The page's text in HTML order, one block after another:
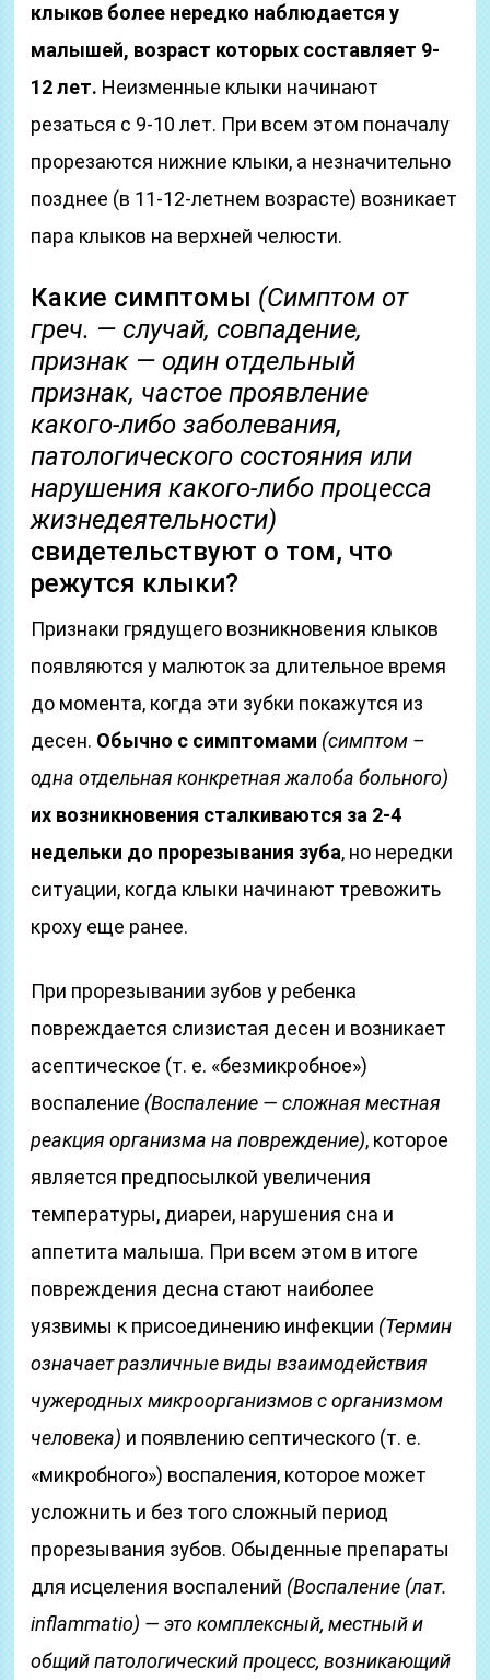
клыков более нередко наблюдается у
малышей, возраст которых составляет 9-
12 лет. Неизменные клыки начинают
резаться с 9-10 лет. При всем этом поначалу
прорезаются нижние клыки, а незначительно
позднее (в 11-12-летнем возрасте) возникает
пара клыков на верхней челюсти.
Какие симптомы (Симптом от
греч. — случай, совпадение,
признак — один отдельный
признак, частое проявление
какого-либо заболевания,
патологического состояния или
нарушения какого-либо процесса
жизнедеятельности)
свидетельствуют о том, что
режутся клыки?
Признаки грядущего возникновения клыков
появляются у малюток за длительное время
до момента, когда эти зубки покажутся из
десен. Обычно с симптомами (симптом –
одна отдельная конкретная жалоба больного)
их возникновения сталкиваются за 2-4
недельки до прорезывания зуба, но нередки
ситуации, когда клыки начинают тревожить
кроху еще ранее.
При прорезывании зубов у ребенка
повреждается слизистая десен и возникает
асептическое (т. е. «безмикробное»)
воспаление (Воспаление — сложная местная
реакция организма на повреждение), которое
является предпосылкой увеличения
температуры, диареи, нарушения сна и
аппетита малыша. При всем этом в итоге
повреждения десна стают наиболее
уязвимы к присоединению инфекции (Термин
означает различные виды взаимодействия
чужеродных микроорганизмов с организмом
человека) и появлению септического (т. е.
«микробного») воспаления, которое может
усложнить и без того сложный период
прорезывания зубов. Обыденные препараты
для исцеления воспалений (Воспаление (лат.
inflammatio) — это комплексный, местный и
общий патологический процесс, возникающий